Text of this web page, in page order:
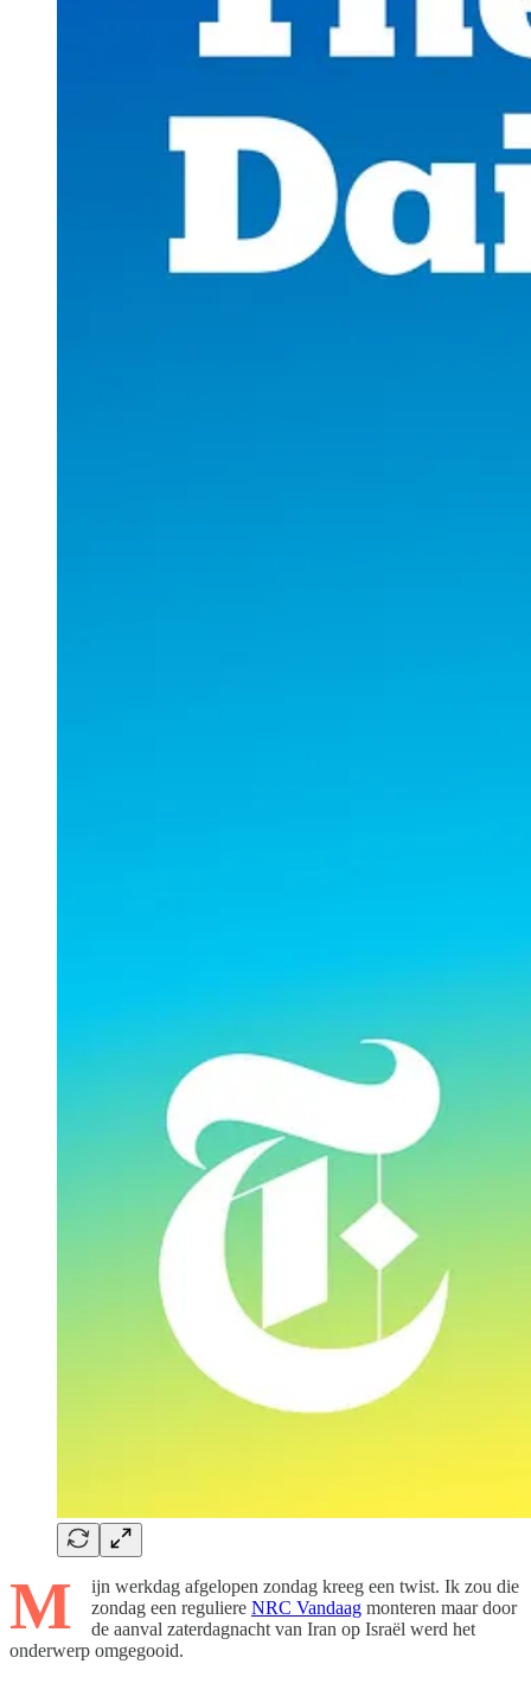
M
ijn werkdag afgelopen zondag kreeg een twist. Ik zou die
zondag een reguliere NRC Vandaag monteren maar door
de aanval zaterdagnacht van Iran op Israël werd het
onderwerp omgegooid.